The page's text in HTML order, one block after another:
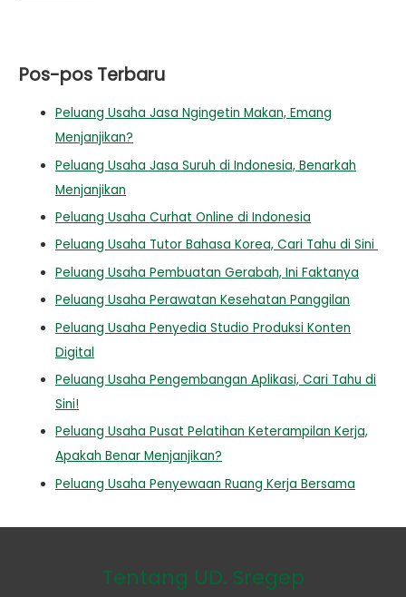
Pos-pos Terbaru
Peluang Usaha Jasa Ngingetin Makan, Emang
Menjanjikan?
Peluang Usaha Jasa Suruh di Indonesia, Benarkah
Menjanjikan
Peluang Usaha Curhat Online di Indonesia
Peluang Usaha Tutor Bahasa Korea, Cari Tahu di Sini
Peluang Usaha Pembuatan Gerabah, Ini Faktanya
Peluang Usaha Perawatan Kesehatan Panggilan
Peluang Usaha Penyedia Studio Produksi Konten
Digital
Peluang Usaha Pengembangan Aplikasi, Cari Tahu di
Sini!
Peluang Usaha Pusat Pelatihan Keterampilan Kerja,
Apakah Benar Menjanjikan?
Peluang Usaha Penyewaan Ruang Kerja Bersama
Tentang UD. Sregep